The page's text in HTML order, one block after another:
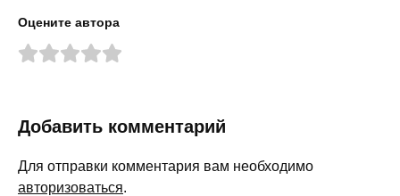
Оцените автора
Добавить комментарий
Для отправки комментария вам необходимо
авторизоваться.